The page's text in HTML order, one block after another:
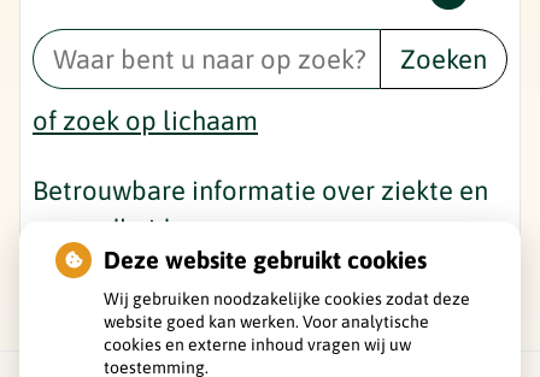
Zoeken
of zoek op lichaam
Betrouwbare informatie over ziekte en
gezondheid
Deze website gebruikt cookies
Wij gebruiken noodzakelijke cookies zodat deze
website goed kan werken. Voor analytische
cookies en externe inhoud vragen wij uw
toestemming.